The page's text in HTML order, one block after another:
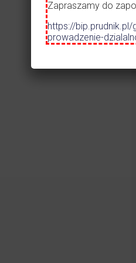
Zapraszamy do
https://
prowadzenie-